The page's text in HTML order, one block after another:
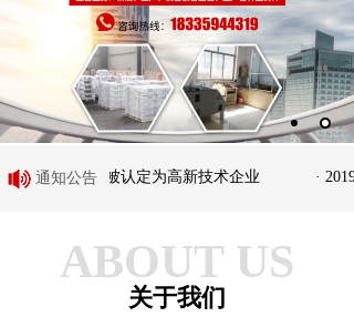
· 2017年底被认定为高新技术企业 ·
通知公告
ABOUT US
关于我们